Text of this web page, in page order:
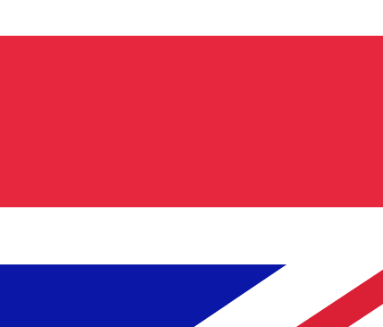
我們的貨幣排名顯示最熱門的 肯雅先令 匯率是 KES 兌